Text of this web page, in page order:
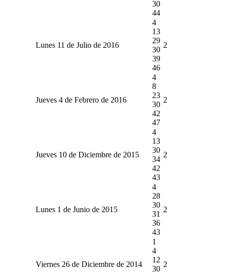
30
44
Lunes 11 de Julio de 2016
4
13
29
30
39
46
2
Jueves 4 de Febrero de 2016
4
8
23
30
42
47
2
Jueves 10 de Diciembre de 2015
4
13
30
34
42
43
2
Lunes 1 de Junio de 2015
4
28
30
31
36
43
2
Viernes 26 de Diciembre de 2014
1
4
12
30
2